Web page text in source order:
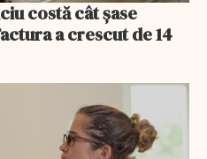
costă cât șase
a crescut de 14